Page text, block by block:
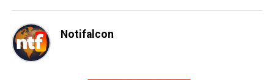
Notifalcon